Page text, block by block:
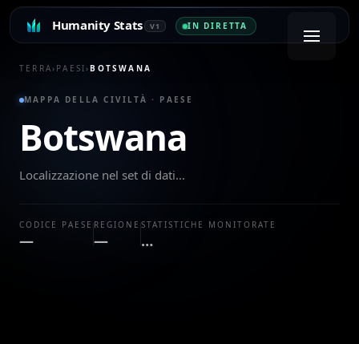
Humanity Stats V1 IN DIRETTA
TERRA› PAESI› BOTSWANA
MAPPA DELLA CIVILTÀ · PAESE
Botswana
Localizzazione nel set di dati…
CODICE PAESE
—
REGIONE
—
STATISTICHE MONITORATE
…